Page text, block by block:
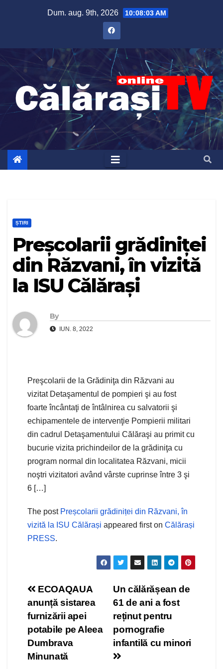
Dum. aug. 9th, 2026 10:08:04 AM
ȘTIRI
Preșcolarii grădiniței
din Răzvani, în vizită
la ISU Călărași
By
IUN. 8, 2022
Preşcolarii de la Grădiniţa din Răzvani au
vizitat Detaşamentul de pompieri şi au fost
foarte încântaţi de întâlnirea cu salvatorii şi
echipamentele de intervenţie Pompierii militari
din cadrul Detaşamentului Călăraşi au primit cu
bucurie vizita prichindeilor de la grădiniţa cu
program normal din localitatea Răzvani, micii
noştri vizitatori având vârste cuprinse între 3 şi
6 […]
The post Preșcolarii grădiniței din Răzvani, în
vizită la ISU Călărași appeared first on Călărași
PRESS.
Navigare
în
articole
Un călărășean de
61 de ani a fost
reținut pentru
pornografie
infantilă cu minori
ECOAQAUA
anunță sistarea
furnizării apei
potabile pe Aleea
Dumbrava
Minunată